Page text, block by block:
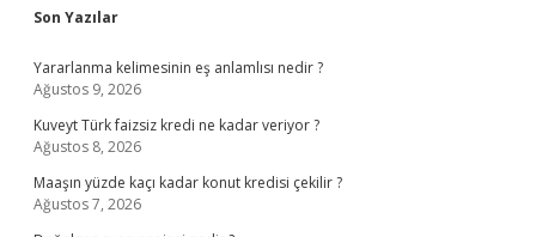
Sidebar
Son Yazılar
Yararlanma kelimesinin eş anlamlısı nedir ?
Ağustos 9, 2026
Kuveyt Türk faizsiz kredi ne kadar veriyor ?
Ağustos 8, 2026
Maaşın yüzde kaçı kadar konut kredisi çekilir ?
Ağustos 7, 2026